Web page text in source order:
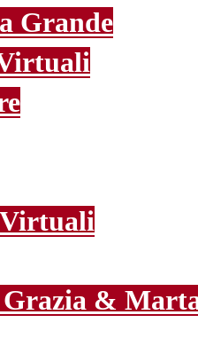
Grande
Grazia &